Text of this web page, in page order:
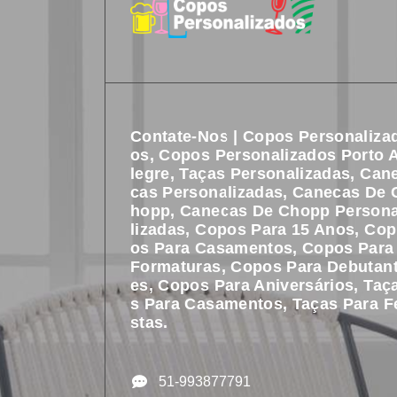
Contate-Nos | Copos
Os, Copos Personalizados Porto
Legre, Taças Personalizadas,
Cas Personalizadas, Canecas De
Hopp, Canecas De Chopp
Lizadas, Copos Para 15 Anos, Cop
Os Para Casamentos, Copos Para
Formaturas, Copos Para
Es, Copos Para Aniversários,
S Para Casamentos, Taças Para
Stas.
51-993877791